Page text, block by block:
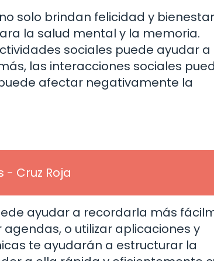
solo brindan felicidad y bienestar
la salud mental y la memoria.
sociales puede ayudar a
las interacciones sociales
afectar negativamente la
Cruz Roja
ayudar a recordarla más
o utilizar aplicaciones y
te ayudarán a estructurar la